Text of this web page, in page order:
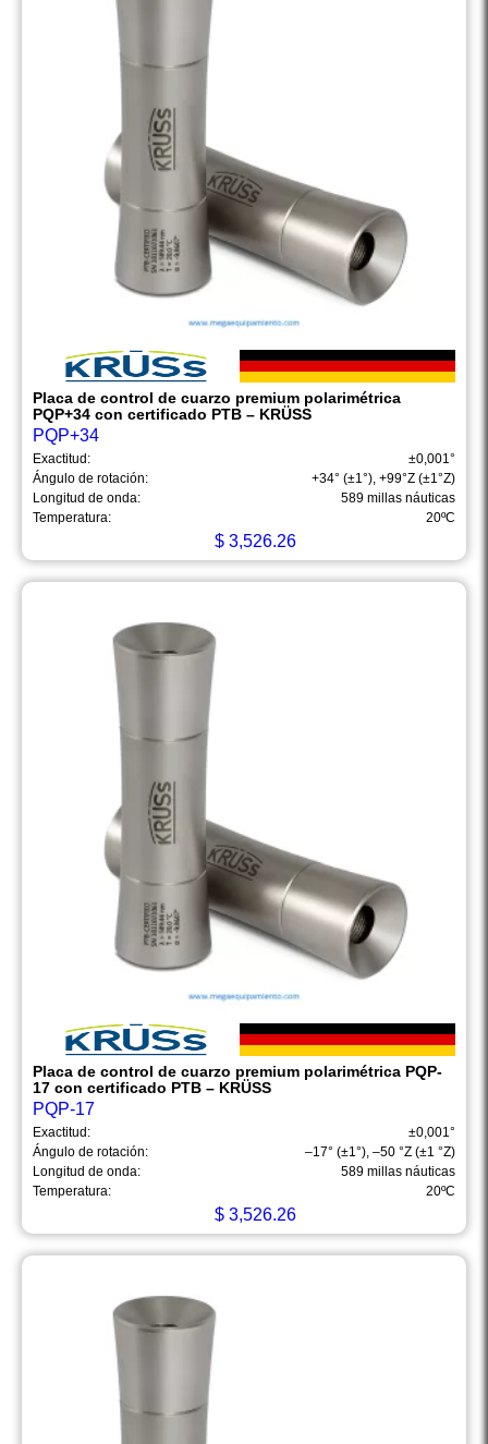
Placa de control de cuarzo premium polarimétrica
PQP+34 con certificado PTB – KRÜSS
PQP+34
Exactitud:
±0,001°
Ángulo de rotación:
+34° (±1°), +99°Z (±1°Z)
Longitud de onda:
589 millas náuticas
Temperatura:
20ºC
$3,526.26
Placa de control de cuarzo premium polarimétrica PQP-
17 con certificado PTB – KRÜSS
PQP-17
Exactitud:
±0,001°
Ángulo de rotación:
–17° (±1°), –50 °Z (±1 °Z)
Longitud de onda:
589 millas náuticas
Temperatura:
20ºC
$3,526.26